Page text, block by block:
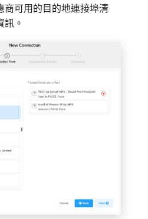
商可用的目的地連接埠清
訊。